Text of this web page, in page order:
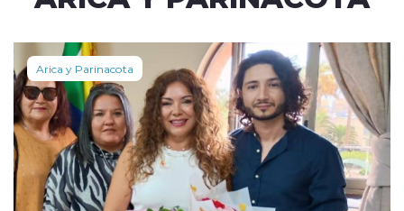
Arica y Parinacota